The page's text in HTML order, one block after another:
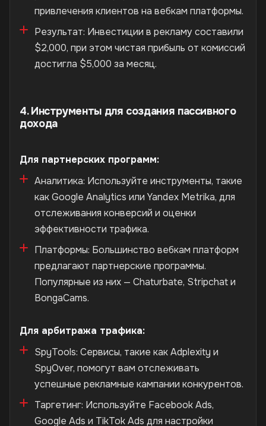
привлечения клиентов на вебкам платформы.
Результат: Инвестиции в рекламу составили
$2,000, при этом чистая прибыль от комиссий
достигла $5,000 за месяц.
4. Инструменты для создания пассивного
дохода
Для партнерских программ:
Аналитика: Используйте инструменты, такие
как Google Analytics или Yandex Metrika, для
отслеживания конверсий и оценки
эффективности трафика.
Платформы: Большинство вебкам платформ
предлагают партнерские программы.
Популярные из них — Chaturbate, Stripchat и
BongaCams.
Для арбитража трафика:
SpyTools: Сервисы, такие как Adplexity и
SpyOver, помогут вам отслеживать
успешные рекламные кампании конкурентов.
Таргетинг: Используйте Facebook Ads,
Google Ads и TikTok Ads для настройки